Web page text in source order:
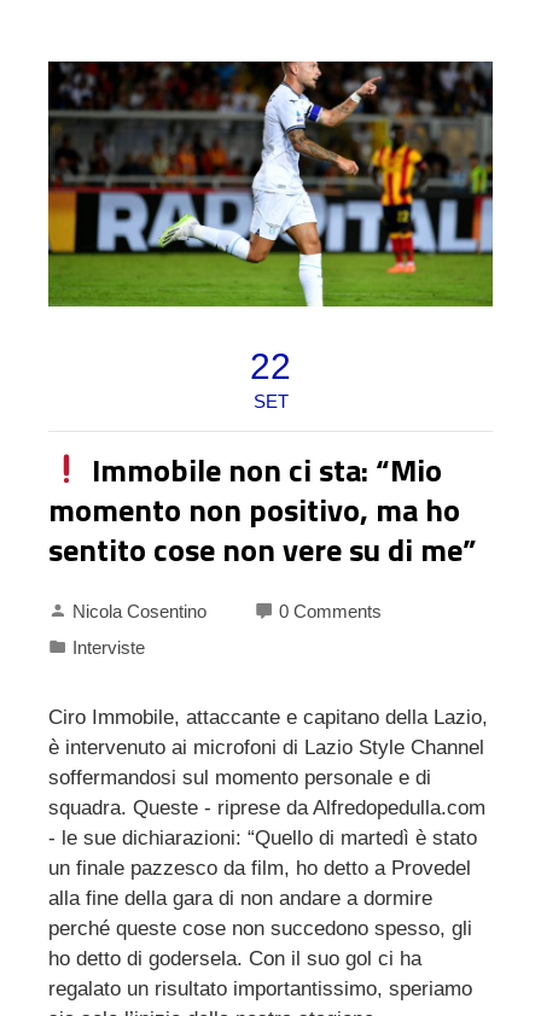
22
SET
​ Immobile non ci sta: “Mio
momento non positivo, ma ho
sentito cose non vere su di me”
Nicola Cosentino
0 Comments
Interviste
Ciro Immobile, attaccante e capitano della Lazio,
è intervenuto ai microfoni di Lazio Style Channel
soffermandosi sul momento personale e di
squadra. Queste - riprese da Alfredopedulla.com
- le sue dichiarazioni: “Quello di martedì è stato
un finale pazzesco da film, ho detto a Provedel
alla fine della gara di non andare a dormire
perché queste cose non succedono spesso, gli
ho detto di godersela. Con il suo gol ci ha
regalato un risultato importantissimo, speriamo